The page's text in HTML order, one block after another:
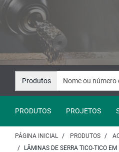
Avançar
Avançar
Produtos
PRODUTOS PROJETOS
PÁGINA INICIAL PRODUTOS
LÂMINAS DE SERRA TICO-TICO